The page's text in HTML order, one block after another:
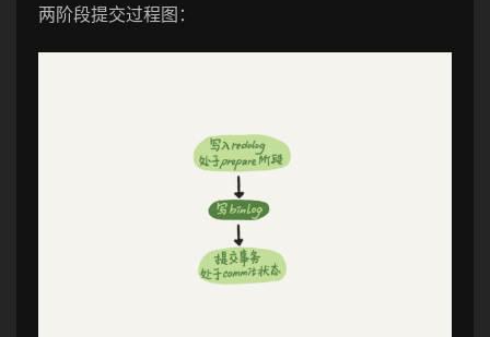
两阶段提交过程图：